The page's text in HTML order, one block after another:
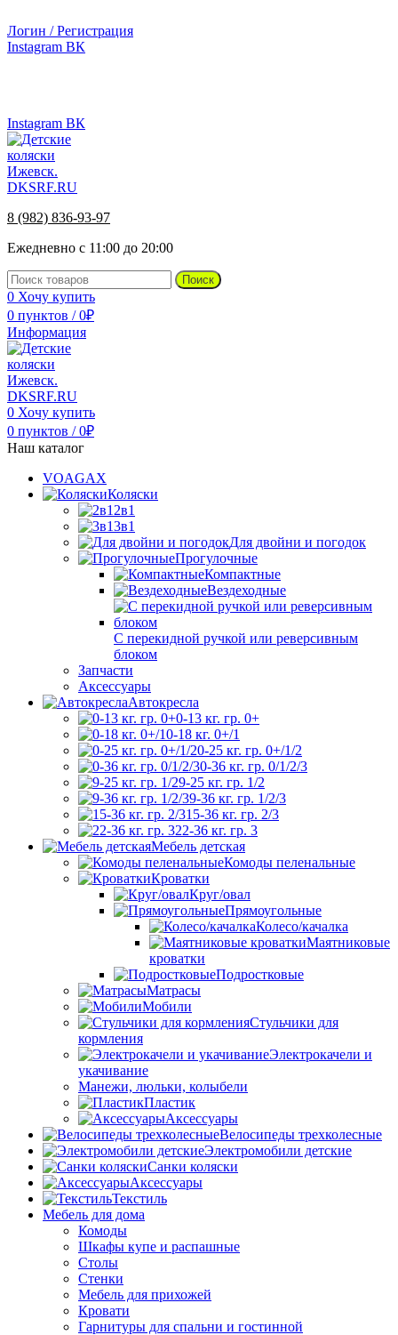
Логин / Регистрация
Instagram ВК
Instagram ВК
8 (982) 836-93-97
Ежедневно с 11:00 до 20:00
Поиск
0 Хочу купить
0 пунктов / 0₽
Информация
0 Хочу купить
0 пунктов / 0₽
Наш каталог
VOAGAX
Коляски
2в1
3в1
Для двойни и погодок
Прогулочные
Компактные
Вездеходные
С перекидной ручкой или реверсивным
блоком
Запчасти
Аксессуары
Автокресла
0-13 кг. гр. 0+
0-18 кг. 0+/1
0-25 кг. гр. 0+/1/2
0-36 кг. гр. 0/1/2/3
9-25 кг. гр. 1/2
9-36 кг. гр. 1/2/3
15-36 кг. гр. 2/3
22-36 кг. гр. 3
Мебель детская
Комоды пеленальные
Кроватки
Круг/овал
Прямоугольные
Колесо/качалка
Маятниковые
кроватки
Подростковые
Матрасы
Мобили
Стульчики для
кормления
Электрокачели и
укачивание
Манежи, люльки, колыбели
Пластик
Аксессуары
Велосипеды трехколесные
Электромобили детские
Санки коляски
Аксессуары
Текстиль
Мебель для дома
Комоды
Шкафы купе и распашные
Столы
Стенки
Мебель для прихожей
Кровати
Гарнитуры для спальни и гостинной